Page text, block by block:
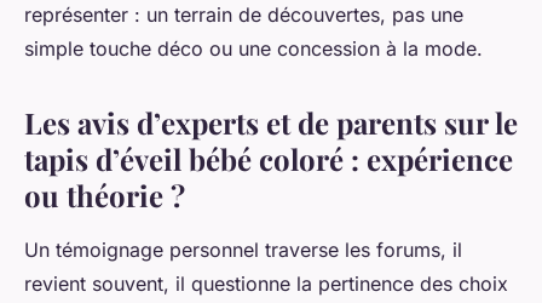
représenter : un terrain de découvertes, pas une
simple touche déco ou une concession à la mode.
Les avis d’experts et de parents sur le
tapis d’éveil bébé coloré : expérience
ou théorie ?
Un témoignage personnel traverse les forums, il
revient souvent, il questionne la pertinence des choix